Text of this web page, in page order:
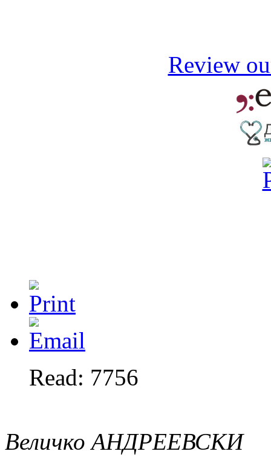
Review
Read: 7756
Величко АНДРЕЕВСКИ